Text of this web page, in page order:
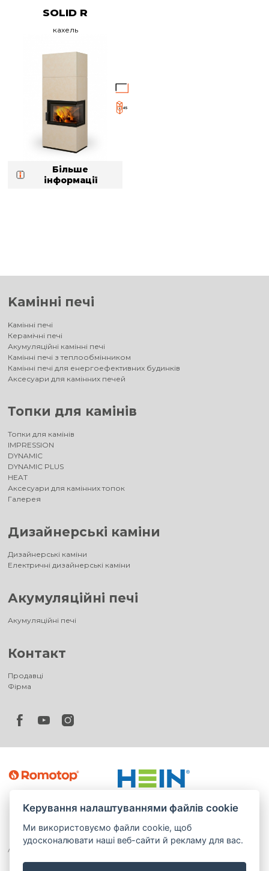
SOLID R
кахель
Більше
інформації
Kамінні печі
Kамінні печі
Керамічні печі
Акумуляційні камінні печі
Камінні печі з теплообмінником
Камінні печі для енергоефективних будинків
Аксесуари для камінних печей
Топки для камінів
Топки для камінів
IMPRESSION
DYNAMIC
DYNAMIC PLUS
HEAT
Аксесуари для камінних топок
Галерея
Дизайнерські каміни
Дизайнерські каміни
Електричні дизайнерські каміни
Акумуляційні печі
Акумуляційні печі
Контакт
Продавці
Фірма
Керування налаштуваннями файлів cookie
Ми використовуємо файли cookie, щоб
удосконалювати наші веб-сайти й рекламу для вас.